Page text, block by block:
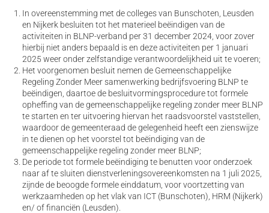
In overeenstemming met de colleges van Bunschoten, Leusden
en Nijkerk besluiten tot het materieel beëindigen van de
activiteiten in BLNP-verband per 31 december 2024, voor zover
hierbij niet anders bepaald is en deze activiteiten per 1 januari
2025 weer onder zelfstandige verantwoordelijkheid uit te voeren;
Het voorgenomen besluit nemen de Gemeenschappelijke
Regeling Zonder Meer samenwerking bedrijfsvoering BLNP te
beëindigen, daartoe de besluitvormingsprocedure tot formele
opheffing van de gemeenschappelijke regeling zonder meer BLNP
te starten en ter uitvoering hiervan het raadsvoorstel vaststellen,
waardoor de gemeenteraad de gelegenheid heeft een zienswijze
in te dienen op het voorstel tot beëindiging van de
gemeenschappelijke regeling zonder meer BLNP;
De periode tot formele beëindiging te benutten voor onderzoek
naar af te sluiten dienstverleningsovereenkomsten na 1 juli 2025,
zijnde de beoogde formele einddatum, voor voortzetting van
werkzaamheden op het vlak van ICT (Bunschoten), HRM (Nijkerk)
en/ of financiën (Leusden).